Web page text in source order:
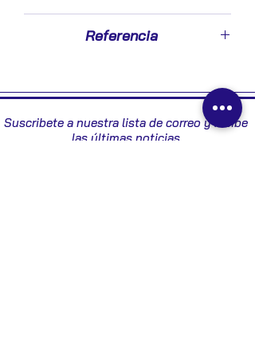
Referencia
Suscribete a nuestra lista de correo y recibe
las últimas noticias